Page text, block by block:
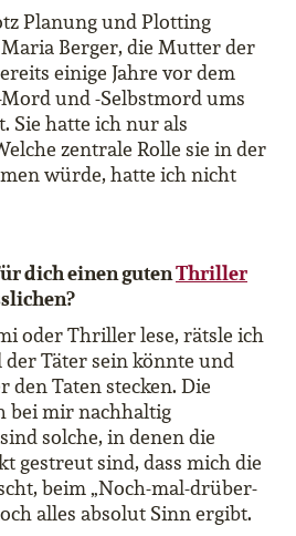
Planung und Plotting
Berger, die Mutter der
einige Jahre vor dem
und -Selbstmord ums
Sie hatte ich nur als
zentrale Rolle sie in der
würde, hatte ich nicht
dich einen gutenThriller
oder Thriller lese, rätsle ich
Täter sein könnte und
Taten stecken. Die
bei mir nachhaltig
solche, in denen die
gestreut sind, dass mich die
beim „Noch-mal-drüber-
alles absolut Sinn ergibt.